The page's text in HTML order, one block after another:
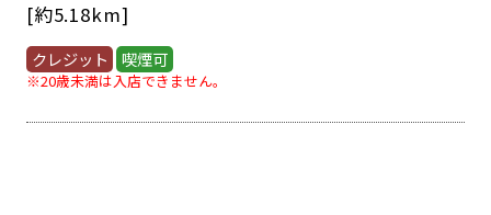
[約5.18km]
クレジット 喫煙可
※20歳未満は入店できません。